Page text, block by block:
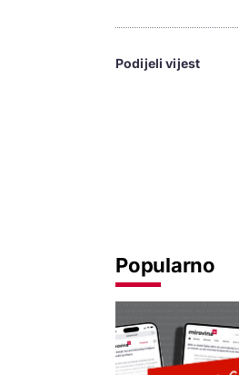
Podijeli vijest
Popularno